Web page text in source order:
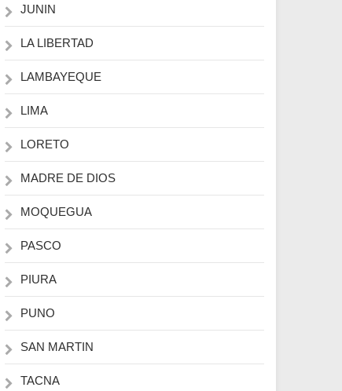
JUNIN
LA LIBERTAD
LAMBAYEQUE
LIMA
LORETO
MADRE DE DIOS
MOQUEGUA
PASCO
PIURA
PUNO
SAN MARTIN
TACNA